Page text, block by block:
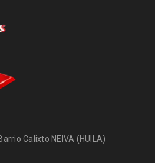
Calixto NEIVA (HUILA)